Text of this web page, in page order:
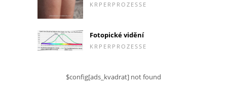
KRPERPROZESSE
Fotopické vidění
KRPERPROZESSE
$config[ads_kvadrat] not found